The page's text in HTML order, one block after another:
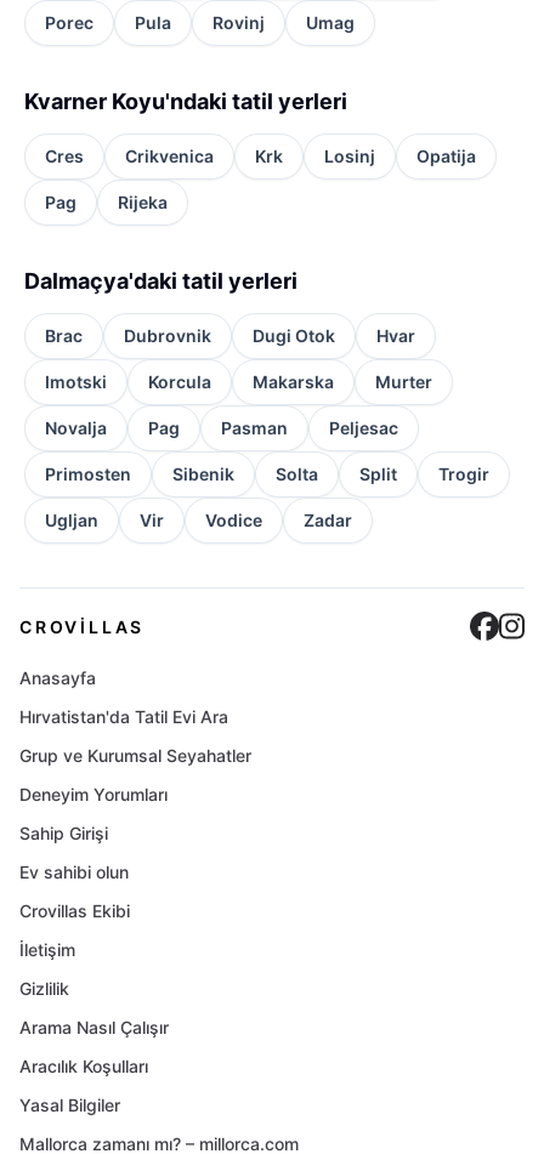
Porec Pula Rovinj Umag
Kvarner Koyu'ndaki tatil yerleri
Cres Crikvenica Krk Losinj Opatija
Pag Rijeka
Dalmaçya'daki tatil yerleri
Brac Dubrovnik Dugi Otok Hvar
Imotski Korcula Makarska Murter
Novalja Pag Pasman Peljesac
Primosten Sibenik Solta Split Trogir
Ugljan Vir Vodice Zadar
CROVILLAS
Anasayfa
Hırvatistan'da Tatil Evi Ara
Grup ve Kurumsal Seyahatler
Deneyim Yorumları
Sahip Girişi
Ev sahibi olun
Crovillas Ekibi
İletişim
Gizlilik
Arama Nasıl Çalışır
Aracılık Koşulları
Yasal Bilgiler
Mallorca zamanı mı? – millorca.com